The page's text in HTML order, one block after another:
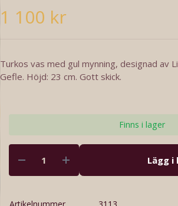
1 100 kr
Turkos vas med gul mynning, designad av
Gefle. Höjd: 23 cm. Gott skick.
Finns i lager
Lägg i